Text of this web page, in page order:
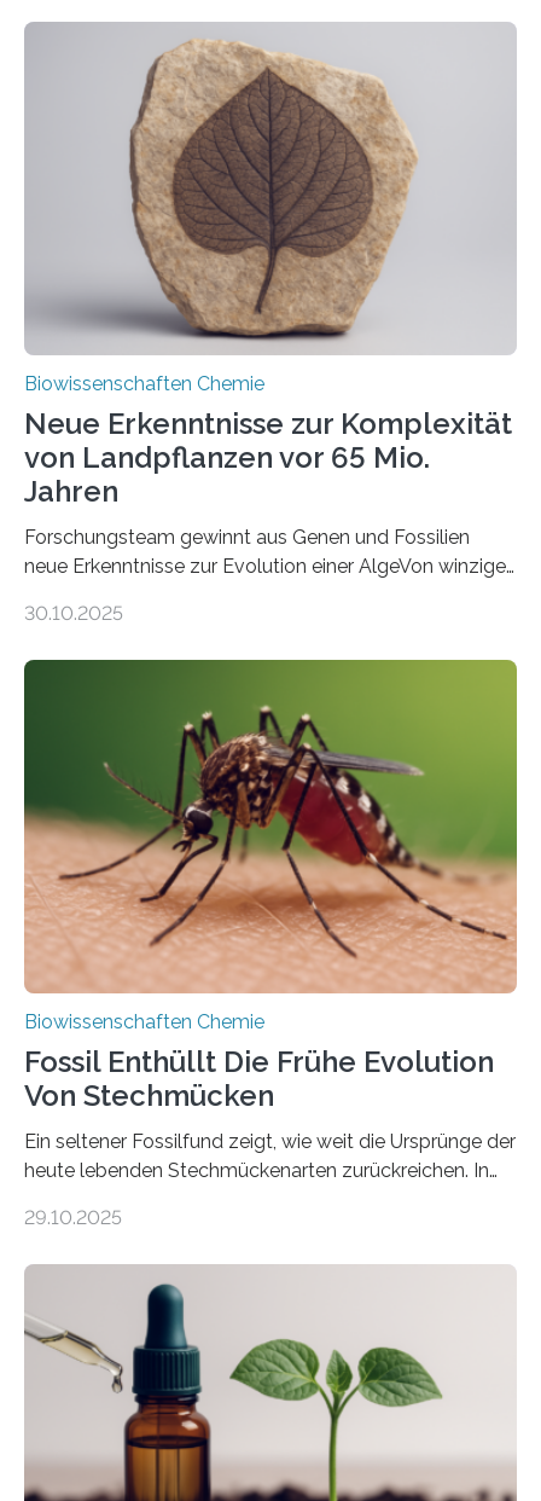
der Ruhr-Universität Bochum um Prof. Dr. Ralf Erdmann
und Dr. Ismaila Francis Yusuf hat nun einen bislang
unbekannten Qualitätskontrollmechanismus des
peroxisomalen Proteintransports in der Bäckerhefe
Saccharomyces cerevisiae entdeckt, der für die
Funktionsfähigkeit der Organellen entscheidend ist. Die
Studie wurde am 28. Oktober 2025 in der
Fachzeitschrift…
Biowissenschaften Chemie
Neue Erkenntnisse zur Komplexität
von Landpflanzen vor 65 Mio.
Jahren
Forschungsteam gewinnt aus Genen und Fossilien
neue Erkenntnisse zur Evolution einer AlgeVon winzigen
Landpflanzen zählen zu den komplexesten
Grünalgen, die vor Hunderten von Millionen Jahren
lebten. Unter den Vorfahren sticht eine Gruppe heraus,
die noch heute in der Natur vorkommt: die
Süßwasseralge Coleochaetophyceae. Einige Arten
dieser Gruppe bilden aus Zellfäden dichte Geflechte
mit scheibenförmiger Gestalt. Was auffällig ist: Die
nächsten…
30.10.2025
Biowissenschaften Chemie
Fossil Enthüllt Die Frühe Evolution
Von Stechmücken
Ein seltener Fossilfund zeigt, wie weit die Ursprünge der
heute lebenden Stechmückenarten zurückreichen. In
Forschende die bisher älteste bekannte Stechmücken-
Region Kachin in Myanmar und hat sich in
ausgezeichnetem Zustand erhalten. Es konnte als neue
Art einer neuen Gattung beschrieben werden und trägt
nun den Namen Cretosabethes primaevus. Dieser erste
fossile Nachweis einer Stechmückenlarve in Bernstein
stellt gleichzeitig den ersten Fossilfund einer
Mückenlarve aus dem Mesozoikum dar, denn…
29.10.2025